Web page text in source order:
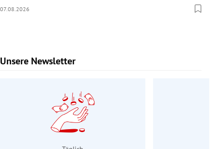
07.08.2026
Unsere Newsletter
Slide 1 von 9